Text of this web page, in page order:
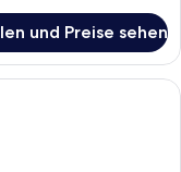
und Preise sehen
mit Bett,